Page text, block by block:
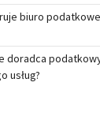
biuro
doradca
usług?